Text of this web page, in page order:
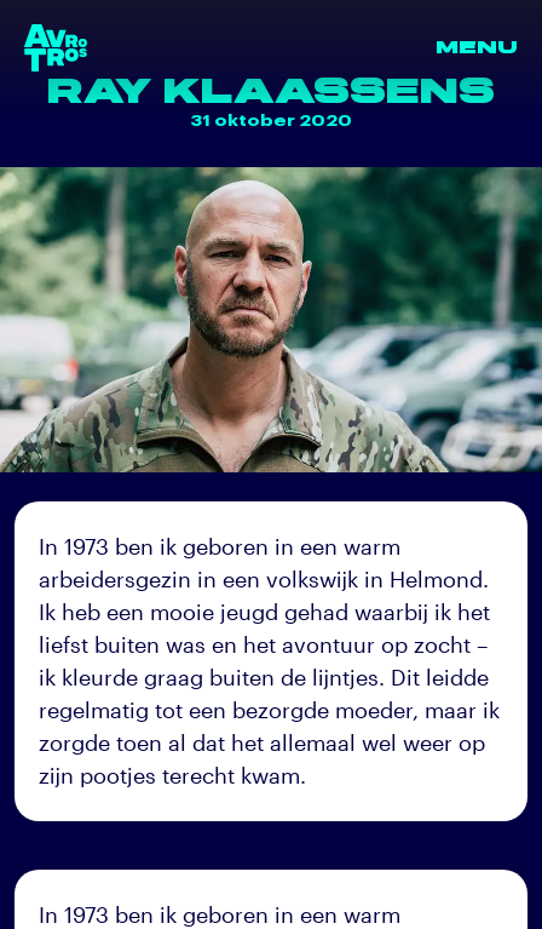
terug naar de homepage
MENU
RAY KLAASSENS
31 oktober 2020
In 1973 ben ik geboren in een warm
arbeidersgezin in een volkswijk in Helmond.
Ik heb een mooie jeugd gehad waarbij ik het
liefst buiten was en het avontuur op zocht –
ik kleurde graag buiten de lijntjes. Dit leidde
regelmatig tot een bezorgde moeder, maar ik
zorgde toen al dat het allemaal wel weer op
zijn pootjes terecht kwam.
In 1973 ben ik geboren in een warm